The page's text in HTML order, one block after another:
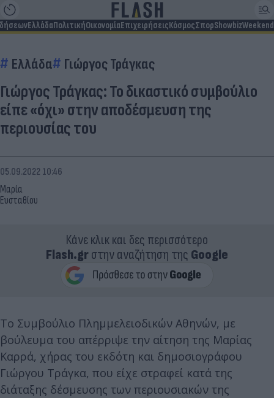
ΕλλάδαΠολιτικήΟικονομίαΕπιχειρήσειςΚόσμοςΣπορShowbizWeekend
Ελλάδα Γιώργος Τράγκας
Γιώργος Τράγκας: Το δικαστικό συμβούλιο
είπε «όχι» στην αποδέσμευση της
περιουσίας του
Μαρία
Ευσταθίου
05.09.2022 10:46
Κάνε κλικ και δες περισσότερο
Flash.grστην αναζήτηση της Google
Το Συμβούλιο Πλημμελειοδικών Αθηνών, με
βούλευμα του απέρριψε την αίτηση της Μαρίας
Καρρά, χήρας του εκδότη και δημοσιογράφου
Γιώργου Τράγκα, που είχε στραφεί κατά της
διάταξης δέσµευσης των περιουσιακών της